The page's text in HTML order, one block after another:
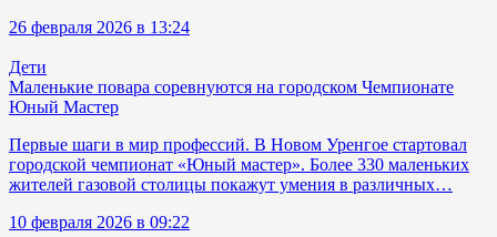
26 февраля 2026 в 13:24
Дети
Маленькие повара соревнуются на городском Чемпионате
Юный Мастер
Первые шаги в мир профессий. В Новом Уренгое стартовал
городской чемпионат «Юный мастер». Более 330 маленьких
жителей газовой столицы покажут умения в различных…
10 февраля 2026 в 09:22